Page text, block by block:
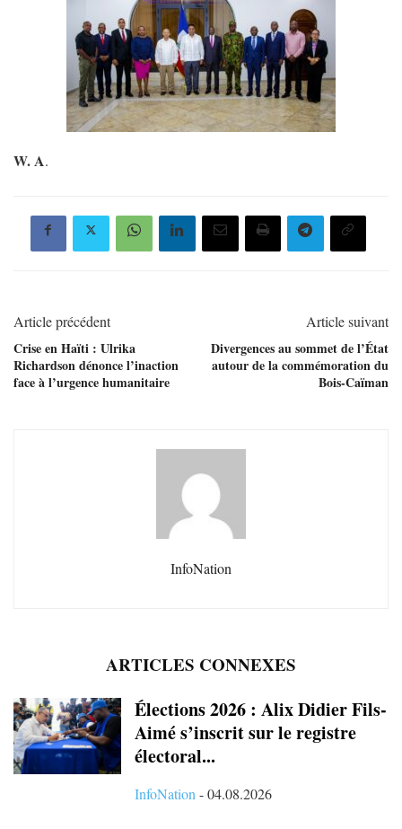
W. A.
Article précédent
Crise en Haïti : Ulrika
Richardson dénonce l’inaction
face à l’urgence humanitaire
Article suivant
Divergences au sommet de l’État
autour de la commémoration du
Bois-Caïman
InfoNation
ARTICLES CONNEXES
Élections 2026 : Alix Didier Fils-
Aimé s’inscrit sur le registre
électoral...
InfoNation -04.08.2026